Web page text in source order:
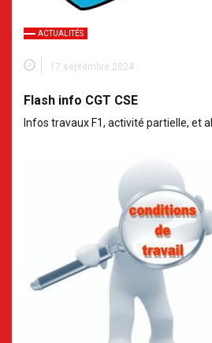
ACTUALITÉS
17 septembre 2024
Flash info CGT CSE
Infos travaux F1, activité partielle, et